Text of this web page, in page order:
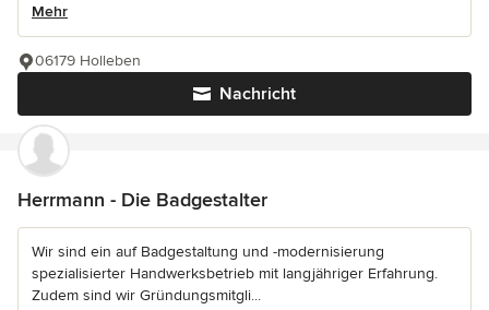
Mehr
Nachricht
06179 Holleben
Herrmann - Die Badgestalter
Wir sind ein auf Badgestaltung und -modernisierung
spezialisierter Handwerksbetrieb mit langjähriger Erfahrung.
Zudem sind wir Gründungsmitgli...